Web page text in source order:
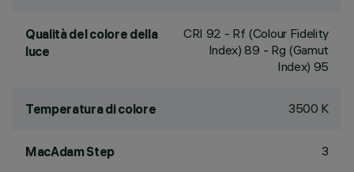
Qualità del colore della
luce
CRI 92 - Rf (Colour Fidelity
Index) 89 - Rg (Gamut
Index) 95
Temperatura di colore 3500 K
MacAdam Step 3